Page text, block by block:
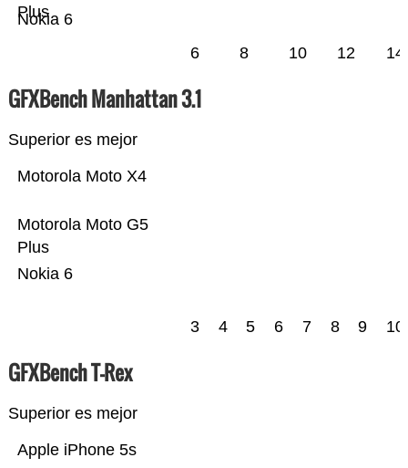
Nokia 6
Plus
6 8 10 12 14
GFXBench Manhattan 3.1
Superior es mejor
Nokia 6
Motorola Moto G5
Plus
Motorola Moto X4
3 4 5 6 7 8 9 10
GFXBench T-Rex
Superior es mejor
Apple iPhone 5s